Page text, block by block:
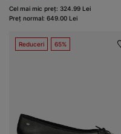
Cel mai mic preț: 324.99 Lei
Preț normal: 649.00 Lei
Reduceri 65%